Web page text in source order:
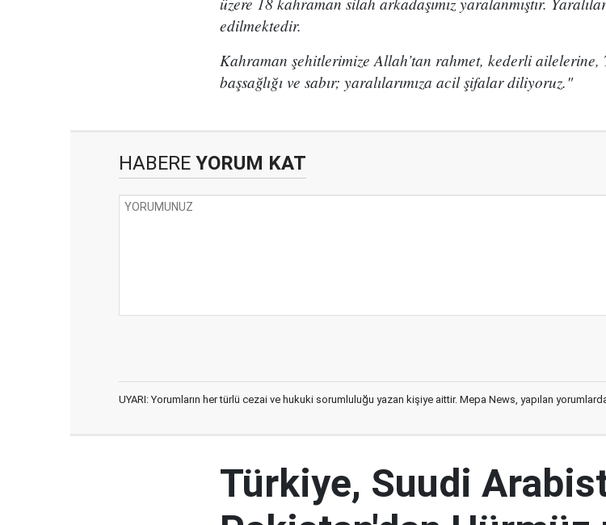
edilmektedir.
Kahraman şehitlerimize Allah’tan rahmet, kederli
başsağlığı ve sabır; yaralılarımıza acil şifalar diliyoruz."
HABERE YORUM KAT
UYARI: Yorumların her türlü cezai ve hukuki sorumluluğu yazan kişiye aittir. Mepa News, yapılan
Türkiye, Suudi